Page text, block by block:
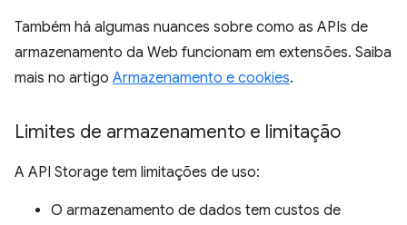
Também há algumas nuances sobre como as APIs de
armazenamento da Web funcionam em extensões. Saiba
mais no artigo Armazenamento e cookies.
Limites de armazenamento e limitação
A API Storage tem limitações de uso:
O armazenamento de dados tem custos de